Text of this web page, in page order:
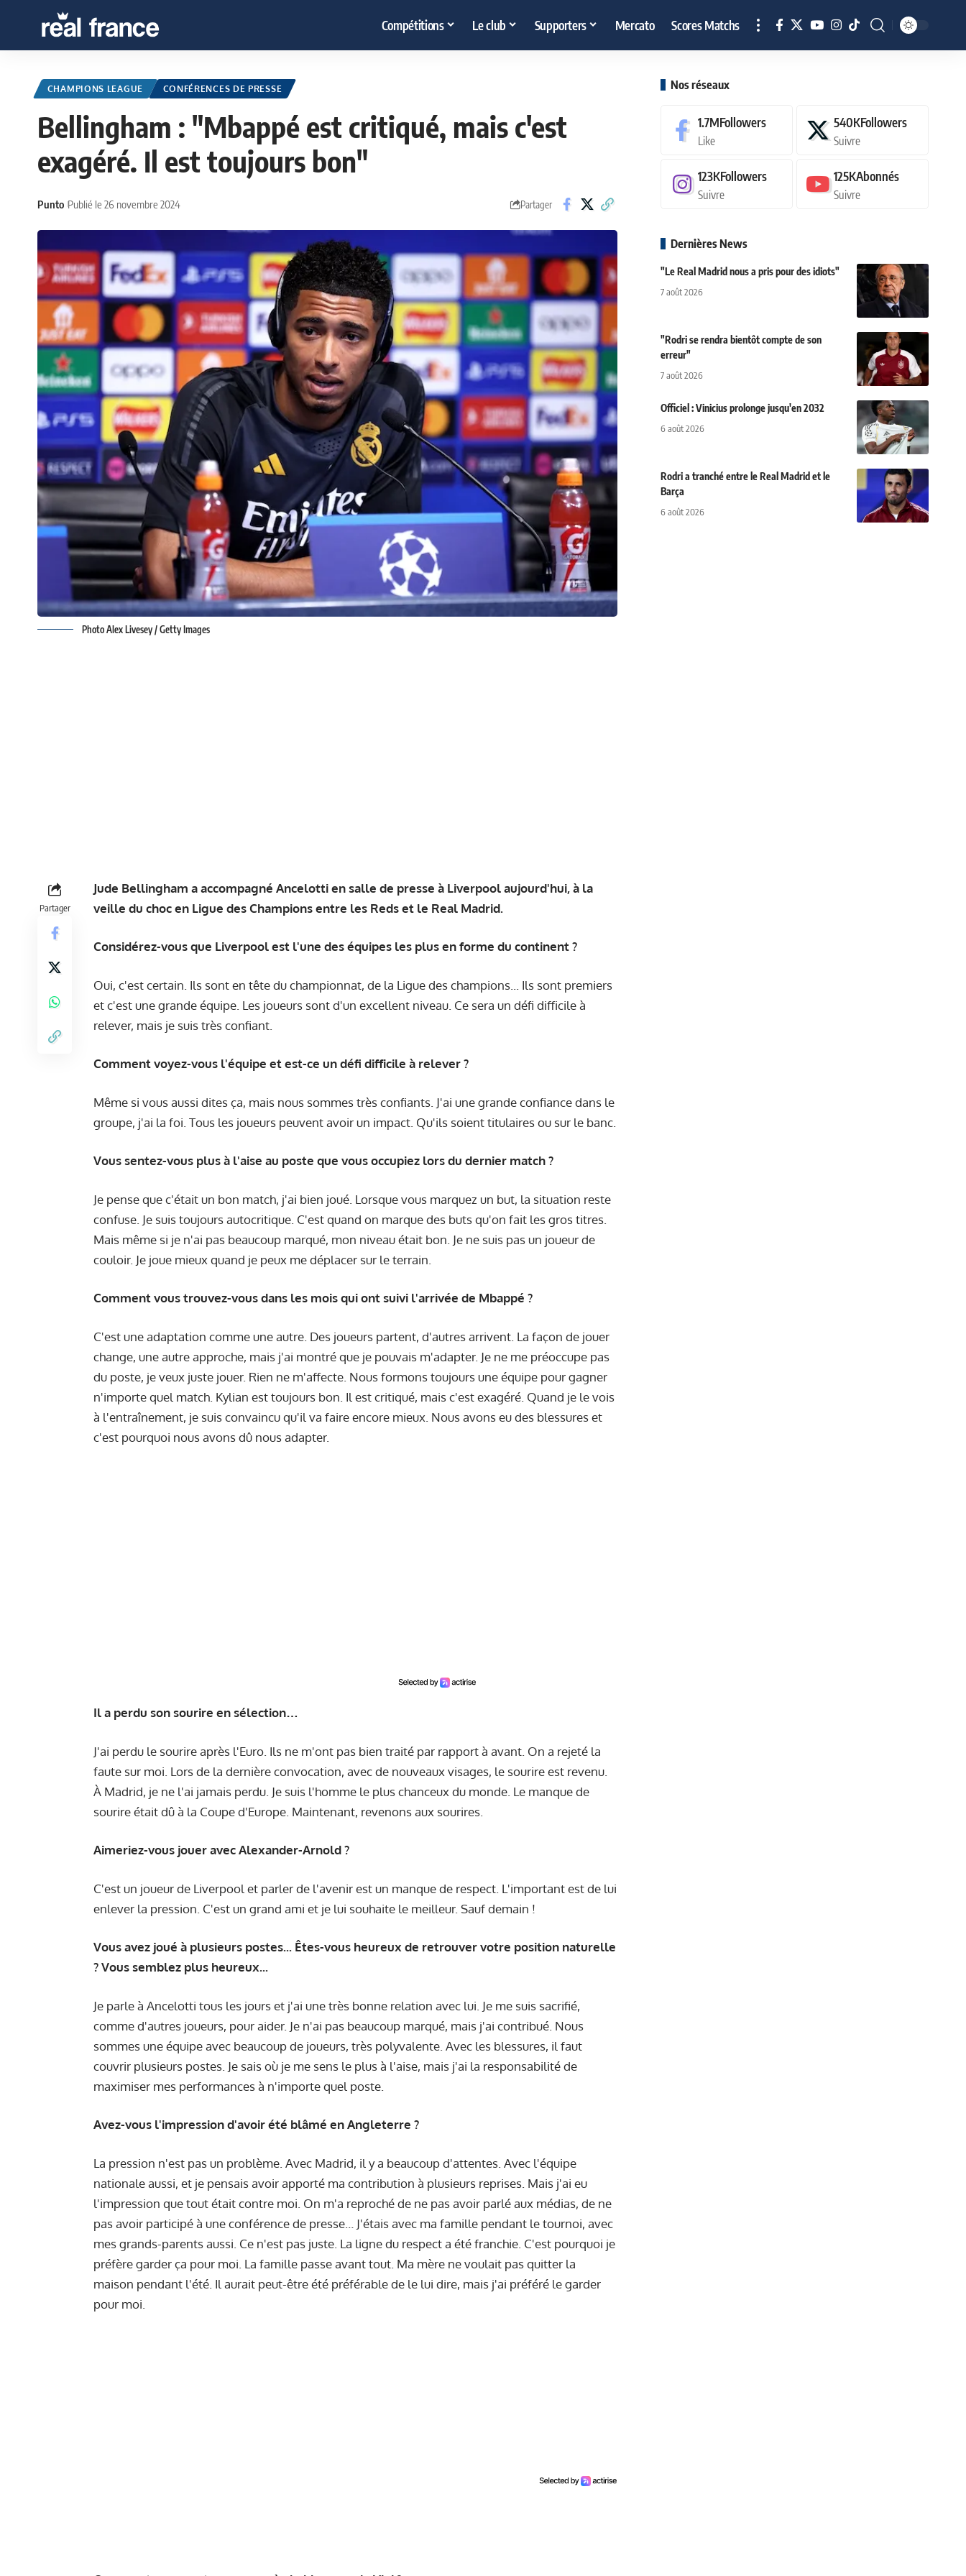
Compétitions Le club Supporters Mercato Scores Matchs
CHAMPIONS LEAGUE CONFÉRENCES DE PRESSE
Bellingham : "Mbappé est critiqué, mais c'est
exagéré. Il est toujours bon"
Punto Publié le 26 novembre 2024 Partager
Photo Alex Livesey / Getty Images
Partager
Jude Bellingham a accompagné Ancelotti en salle de presse à Liverpool aujourd'hui, à la
veille du choc en Ligue des Champions entre les Reds et le Real Madrid.
Considérez-vous que Liverpool est l'une des équipes les plus en forme du continent ?
Oui, c'est certain. Ils sont en tête du championnat, de la Ligue des champions... Ils sont premiers
et c'est une grande équipe. Les joueurs sont d'un excellent niveau. Ce sera un défi difficile à
relever, mais je suis très confiant.
Comment voyez-vous l'équipe et est-ce un défi difficile à relever ?
Même si vous aussi dites ça, mais nous sommes très confiants. J'ai une grande confiance dans le
groupe, j'ai la foi. Tous les joueurs peuvent avoir un impact. Qu'ils soient titulaires ou sur le banc.
Vous sentez-vous plus à l'aise au poste que vous occupiez lors du dernier match ?
Je pense que c'était un bon match, j'ai bien joué. Lorsque vous marquez un but, la situation reste
confuse. Je suis toujours autocritique. C'est quand on marque des buts qu'on fait les gros titres.
Mais même si je n'ai pas beaucoup marqué, mon niveau était bon. Je ne suis pas un joueur de
couloir. Je joue mieux quand je peux me déplacer sur le terrain.
Comment vous trouvez-vous dans les mois qui ont suivi l'arrivée de Mbappé ?
C'est une adaptation comme une autre. Des joueurs partent, d'autres arrivent. La façon de jouer
change, une autre approche, mais j'ai montré que je pouvais m'adapter. Je ne me préoccupe pas
du poste, je veux juste jouer. Rien ne m'affecte. Nous formons toujours une équipe pour gagner
n'importe quel match. Kylian est toujours bon. Il est critiqué, mais c'est exagéré. Quand je le vois
à l'entraînement, je suis convaincu qu'il va faire encore mieux. Nous avons eu des blessures et
c'est pourquoi nous avons dû nous adapter.
Il a perdu son sourire en sélection…
J'ai perdu le sourire après l'Euro. Ils ne m'ont pas bien traité par rapport à avant. On a rejeté la
faute sur moi. Lors de la dernière convocation, avec de nouveaux visages, le sourire est revenu.
À Madrid, je ne l'ai jamais perdu. Je suis l'homme le plus chanceux du monde. Le manque de
sourire était dû à la Coupe d'Europe. Maintenant, revenons aux sourires.
Aimeriez-vous jouer avec Alexander-Arnold ?
C'est un joueur de Liverpool et parler de l'avenir est un manque de respect. L'important est de lui
enlever la pression. C'est un grand ami et je lui souhaite le meilleur. Sauf demain !
Vous avez joué à plusieurs postes... Êtes-vous heureux de retrouver votre position naturelle
? Vous semblez plus heureux...
Je parle à Ancelotti tous les jours et j'ai une très bonne relation avec lui. Je me suis sacrifié,
comme d'autres joueurs, pour aider. Je n'ai pas beaucoup marqué, mais j'ai contribué. Nous
sommes une équipe avec beaucoup de joueurs, très polyvalente. Avec les blessures, il faut
couvrir plusieurs postes. Je sais où je me sens le plus à l'aise, mais j'ai la responsabilité de
maximiser mes performances à n'importe quel poste.
Avez-vous l'impression d'avoir été blâmé en Angleterre ?
La pression n'est pas un problème. Avec Madrid, il y a beaucoup d'attentes. Avec l'équipe
nationale aussi, et je pensais avoir apporté ma contribution à plusieurs reprises. Mais j'ai eu
l'impression que tout était contre moi. On m'a reproché de ne pas avoir parlé aux médias, de ne
pas avoir participé à une conférence de presse… J'étais avec ma famille pendant le tournoi, avec
mes grands-parents aussi. Ce n'est pas juste. La ligne du respect a été franchie. C'est pourquoi je
préfère garder ça pour moi. La famille passe avant tout. Ma mère ne voulait pas quitter la
maison pendant l'été. Il aurait peut-être été préférable de le lui dire, mais j'ai préféré le garder
pour moi.
Nos réseaux
1.7MFollowers
Like
540KFollowers
Suivre
123KFollowers
Suivre
125KAbonnés
Suivre
Dernières News
"Le Real Madrid nous a pris pour des idiots"
7 août 2026
"Rodri se rendra bientôt compte de son
erreur"
7 août 2026
Officiel : Vinicius prolonge jusqu'en 2032
6 août 2026
Rodri a tranché entre le Real Madrid et le
Barça
6 août 2026